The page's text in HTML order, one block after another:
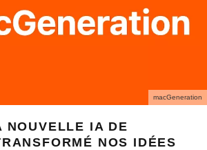
macGeneration
NOUVELLE IA DE
NOS IDÉES